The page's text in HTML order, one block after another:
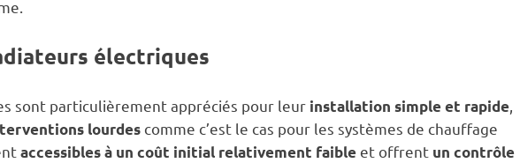
électriques
sont particulièrement appréciés pour leur installation simple et rapide
lourdes comme c’est le cas pour les systèmes de chauffage
accessibles à un coût initial relativement faible et offrent un contrôle